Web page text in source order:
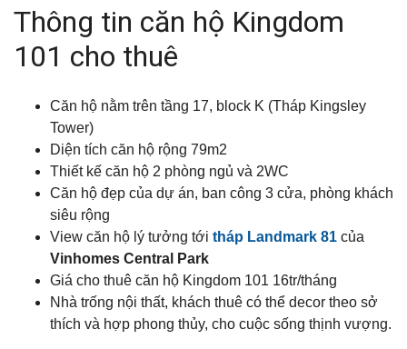
Thông tin căn hộ Kingdom
101 cho thuê
Căn hộ nằm trên tầng 17, block K (Tháp Kingsley
Tower)
Diện tích căn hộ rộng 79m2
Thiết kế căn hộ 2 phòng ngủ và 2WC
Căn hộ đẹp của dự án, ban công 3 cửa, phòng khách
siêu rộng
View căn hộ lý tưởng tới tháp Landmark 81 của
Vinhomes Central Park
Giá cho thuê căn hộ Kingdom 101 16tr/tháng
Nhà trống nội thất, khách thuê có thể decor theo sở
thích và hợp phong thủy, cho cuộc sống thịnh vượng.